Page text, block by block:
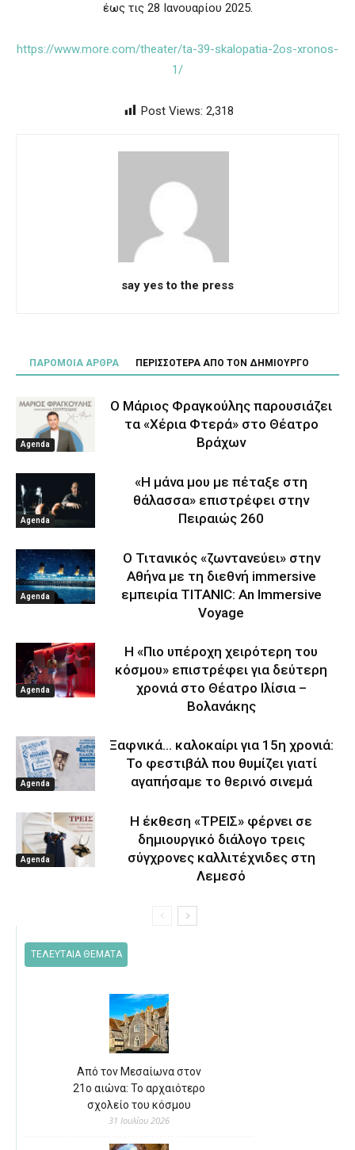
έως τις 28 Ιανουαρίου 2025.
https://www.more.com/theater/ta-39-skalopatia-2os-xronos-
1/
Post Views: 2,318
say yes to the press
ΠΑΡΟΜΟΙΑ ΑΡΘΡΑ ΠΕΡΙΣΣΟΤΕΡΑ ΑΠΟ ΤΟΝ ΔΗΜΙΟΥΡΓΟ
Agenda
Ο Μάριος Φραγκούλης παρουσιάζει
τα «Χέρια Φτερά» στο Θέατρο
Βράχων
Agenda
«Η μάνα μου με πέταξε στη
θάλασσα» επιστρέφει στην
Πειραιώς 260
Agenda
Ο Τιτανικός «ζωντανεύει» στην
Αθήνα με τη διεθνή immersive
εμπειρία TITANIC: An Immersive
Voyage
Agenda
Η «Πιο υπέροχη χειρότερη του
κόσμου» επιστρέφει για δεύτερη
χρονιά στο Θέατρο Ιλίσια –
Βολανάκης
Agenda
Ξαφνικά… καλοκαίρι για 15η χρονιά:
Το φεστιβάλ που θυμίζει γιατί
αγαπήσαμε το θερινό σινεμά
Agenda
Η έκθεση «ΤΡΕΙΣ» φέρνει σε
δημιουργικό διάλογο τρεις
σύγχρονες καλλιτέχνιδες στη
Λεμεσό
ΤΕΛΕΥΤΑΙΑ ΘΕΜΑΤΑ
Από τον Μεσαίωνα στον
21ο αιώνα: Το αρχαιότερο
σχολείο του κόσμου
31 Ιουλίου 2026